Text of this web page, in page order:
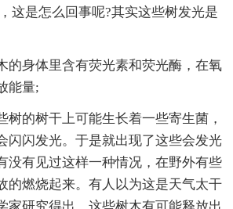
这是怎么回事呢?其实这些树发光是
的身体里含有荧光素和荧光酶，在氧
能量;
树的树干上可能生长着一些寄生菌，
闪闪发光。于是就出现了这些会发光
没有见过这样一种情况，在野外有些
的燃烧起来。有人以为这是天气太干
家研究得出，这些树木有可能释放出